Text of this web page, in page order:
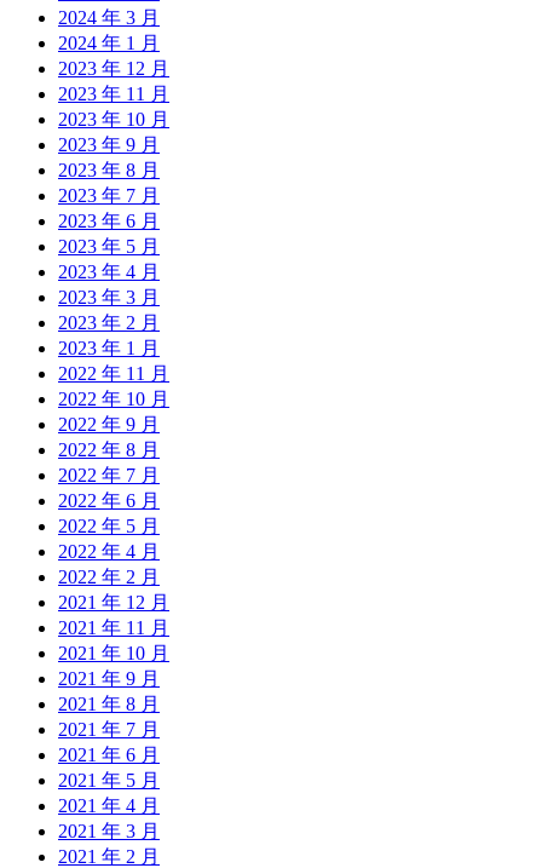
2024 年 3 月
2024 年 1 月
2023 年 12 月
2023 年 11 月
2023 年 10 月
2023 年 9 月
2023 年 8 月
2023 年 7 月
2023 年 6 月
2023 年 5 月
2023 年 4 月
2023 年 3 月
2023 年 2 月
2023 年 1 月
2022 年 11 月
2022 年 10 月
2022 年 9 月
2022 年 8 月
2022 年 7 月
2022 年 6 月
2022 年 5 月
2022 年 4 月
2022 年 2 月
2021 年 12 月
2021 年 11 月
2021 年 10 月
2021 年 9 月
2021 年 8 月
2021 年 7 月
2021 年 6 月
2021 年 5 月
2021 年 4 月
2021 年 3 月
2021 年 2 月